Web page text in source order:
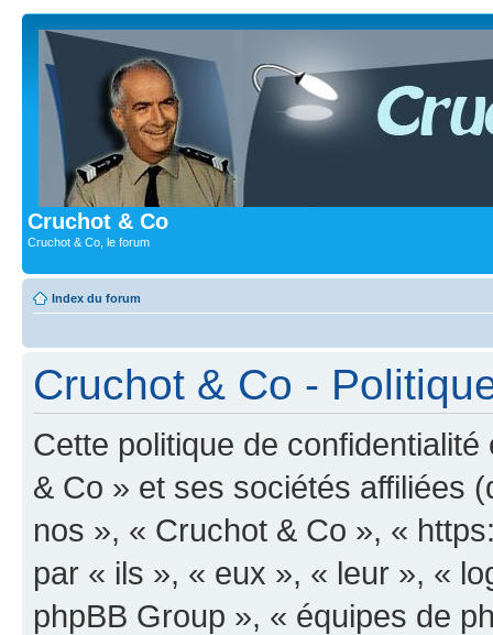
Cruchot & Co
Cruchot & Co, le forum
Index du forum
Cruchot & Co -
Cette politique de
& Co » et ses sociétés affiliées
nos », « Cruchot & Co », «
par « ils », « eux », « leur », «
phpBB Group », « équipes de